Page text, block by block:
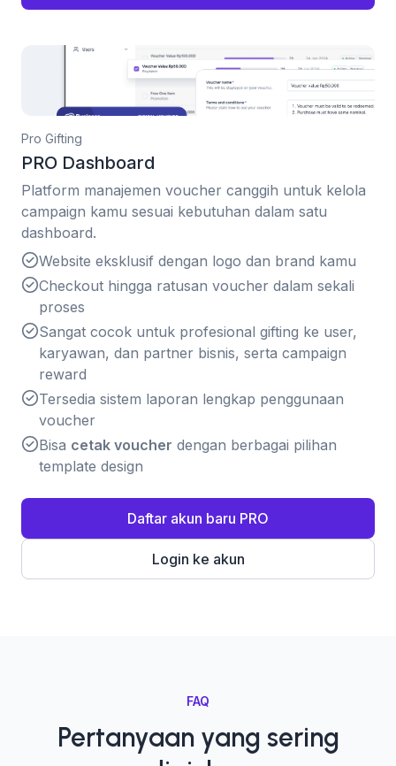
Pro Gifting
PRO Dashboard
Platform manajemen voucher canggih untuk kelola
campaign kamu sesuai kebutuhan dalam satu
dashboard.
Website eksklusif dengan logo dan brand kamu
Checkout hingga ratusan voucher dalam sekali
proses
Sangat cocok untuk profesional gifting ke user,
karyawan, dan partner bisnis, serta campaign
reward
Tersedia sistem laporan lengkap penggunaan
voucher
Bisa cetak voucher dengan berbagai pilihan
template design
Daftar akun baru PRO
Login ke akun
FAQ
Pertanyaan yang sering